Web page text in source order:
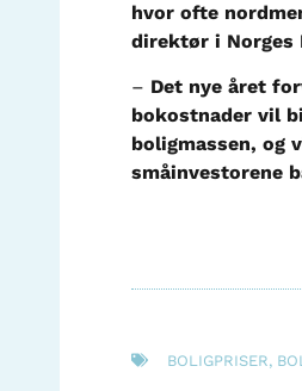
hvor ofte
direktør i Norges
– Det nye året
bokostnader vil
boligmassen, og
småinvestorene
BOLIGPRISER,